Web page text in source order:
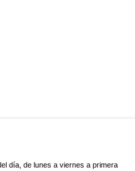
día, de lunes a viernes a primera